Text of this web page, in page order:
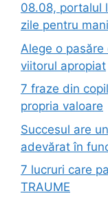
08.08, portalul
zile pentru
Alege o
viitorul apropiat
7 fraze din
propria valoare
Succesul are
adevărat în
7 lucruri care
TRAUME